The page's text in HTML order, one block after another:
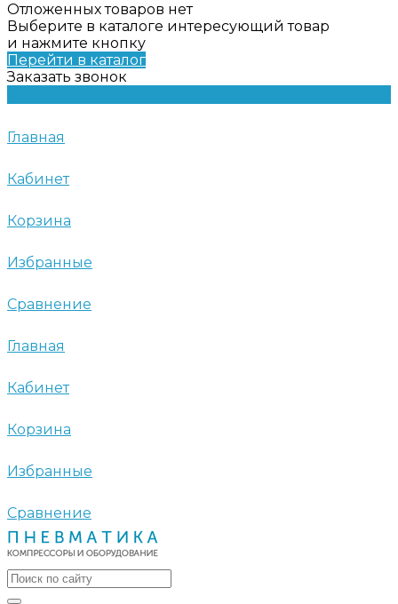
Отложенных товаров нет
Выберите в каталоге интересующий товар
и нажмите кнопку
Перейти в каталог
Заказать звонок
Главная
Кабинет
Корзина
Избранные
Сравнение
Главная
Кабинет
Корзина
Избранные
Сравнение